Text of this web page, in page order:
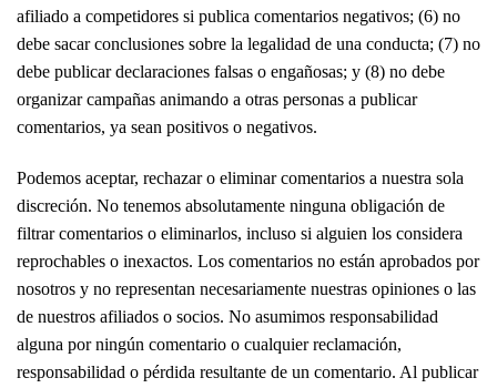
afiliado a competidores si publica comentarios negativos; (6) no
debe sacar conclusiones sobre la legalidad de una conducta; (7) no
debe publicar declaraciones falsas o engañosas; y (8) no debe
organizar campañas animando a otras personas a publicar
comentarios, ya sean positivos o negativos.
Podemos aceptar, rechazar o eliminar comentarios a nuestra sola
discreción. No tenemos absolutamente ninguna obligación de
filtrar comentarios o eliminarlos, incluso si alguien los considera
reprochables o inexactos. Los comentarios no están aprobados por
nosotros y no representan necesariamente nuestras opiniones o las
de nuestros afiliados o socios. No asumimos responsabilidad
alguna por ningún comentario o cualquier reclamación,
responsabilidad o pérdida resultante de un comentario. Al publicar